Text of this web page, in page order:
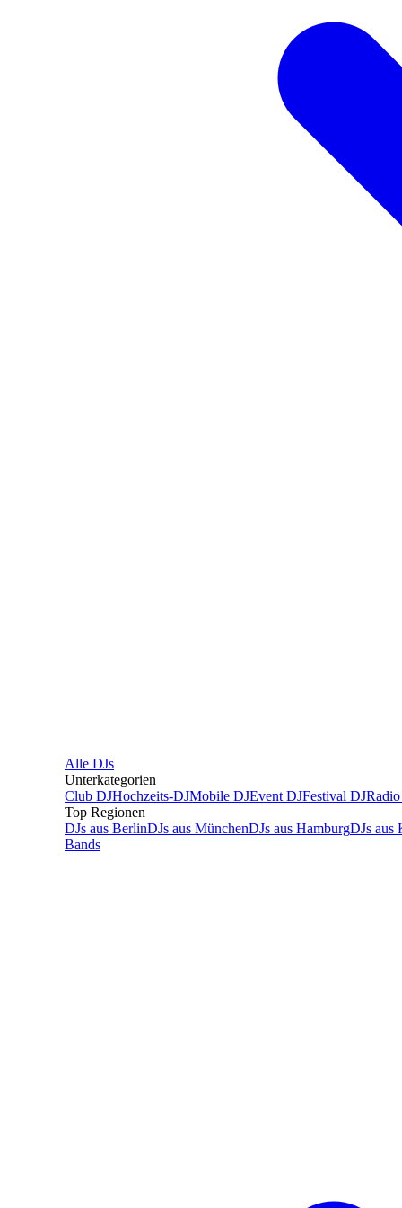
Alle DJs
Unterkategorien
Club DJHochzeits-DJMobile DJEvent DJFestival DJ
Top Regionen
DJs aus BerlinDJs aus MünchenDJs aus HamburgDJs aus
Bands